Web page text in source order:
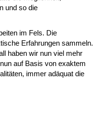
und so die
im Fels. Die
Erfahrungen sammeln.
haben wir nun viel mehr
auf Basis von exaktem
immer adäquat die